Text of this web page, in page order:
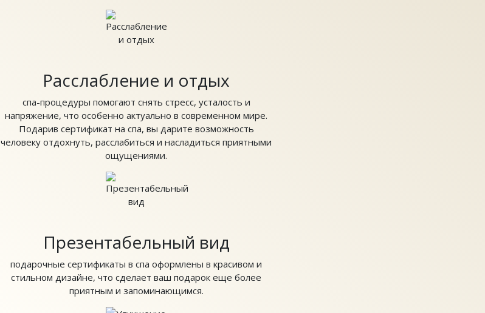
Расслабление и отдых
спа-процедуры помогают снять стресс, усталость и
напряжение, что особенно актуально в современном мире.
Подарив сертификат на спа, вы дарите возможность
человеку отдохнуть, расслабиться и насладиться приятными
ощущениями.
Презентабельный вид
подарочные сертификаты в спа оформлены в красивом и
стильном дизайне, что сделает ваш подарок еще более
приятным и запоминающимся.